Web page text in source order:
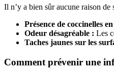
Il n’y a bien sûr aucune raison
Présence de coccinelles
Odeur désagréable : Les
Taches jaunes sur les
Comment prévenir une